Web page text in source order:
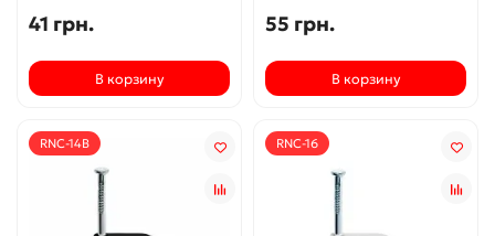
41 грн.
В корзину
55 грн.
В корзину
RNC-14B RNC-16